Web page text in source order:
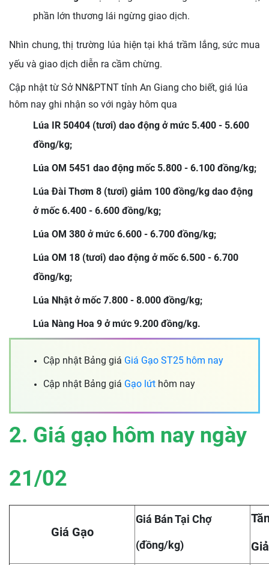
phần lớn thương lái ngừng giao dịch.
Nhìn chung, thị trường lúa hiện tại khá trầm lắng, sức mua
yếu và giao dịch diễn ra cầm chừng.
Cập nhật từ Sở NN&PTNT tỉnh An Giang cho biết, giá lúa
hôm nay ghi nhận so với ngày hôm qua
Lúa IR 50404 (tươi) dao động ở mức 5.400 - 5.600
đồng/kg;
Lúa OM 5451 dao động mốc 5.800 - 6.100 đồng/kg;
Lúa Đài Thơm 8 (tươi) giảm 100 đồng/kg dao động
ở mốc 6.400 - 6.600 đồng/kg;
Lúa OM 380 ở mức 6.600 - 6.700 đồng/kg;
Lúa OM 18 (tươi) dao động ở mốc 6.500 - 6.700
đồng/kg;
Lúa Nhật ở mốc 7.800 - 8.000 đồng/kg;
Lúa Nàng Hoa 9 ở mức 9.200 đồng/kg.
Cập nhật Bảng giá Giá Gạo ST25 hôm nay
Cập nhật Bảng giá Gạo lứt hôm nay
2. Giá gạo hôm nay ngày
21/02
Giá Gạo
Giá Bán Tại Chợ
(đồng/kg)